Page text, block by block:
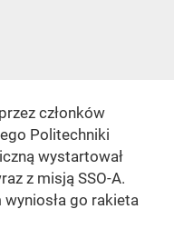
członków
Politechniki
wystartował
z misją SSO-A.
go rakieta